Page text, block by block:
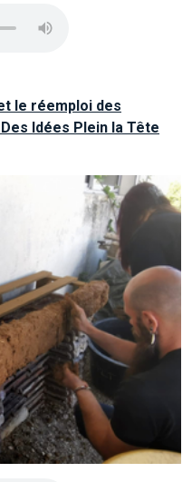
le réemploi des
Idées Plein la Tête